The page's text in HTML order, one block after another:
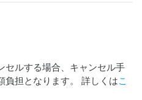
ルする場合、キャンセル手
負担となります。 詳しくは こ